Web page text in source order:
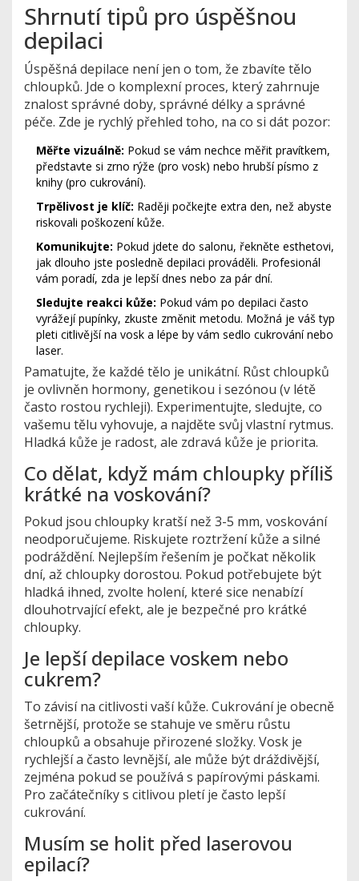
Shrnutí tipů pro úspěšnou
depilaci
Úspěšná depilace není jen o tom, že zbavíte tělo
chloupků. Jde o komplexní proces, který zahrnuje
znalost správné doby, správné délky a správné
péče. Zde je rychlý přehled toho, na co si dát pozor:
Měřte vizuálně: Pokud se vám nechce měřit pravítkem,
představte si zrno rýže (pro vosk) nebo hrubší písmo z
knihy (pro cukrování).
Trpělivost je klíč: Raději počkejte extra den, než abyste
riskovali poškození kůže.
Komunikujte: Pokud jdete do salonu, řekněte esthetovi,
jak dlouho jste posledně depilaci prováděli. Profesionál
vám poradí, zda je lepší dnes nebo za pár dní.
Sledujte reakci kůže: Pokud vám po depilaci často
vyrážejí pupínky, zkuste změnit metodu. Možná je váš typ
pleti citlivější na vosk a lépe by vám sedlo cukrování nebo
laser.
Pamatujte, že každé tělo je unikátní. Růst chloupků
je ovlivněn hormony, genetikou i sezónou (v létě
často rostou rychleji). Experimentujte, sledujte, co
vašemu tělu vyhovuje, a najděte svůj vlastní rytmus.
Hladká kůže je radost, ale zdravá kůže je priorita.
Co dělat, když mám chloupky příliš
krátké na voskování?
Pokud jsou chloupky kratší než 3-5 mm, voskování
neodporučujeme. Riskujete roztržení kůže a silné
podráždění. Nejlepším řešením je počkat několik
dní, až chloupky dorostou. Pokud potřebujete být
hladká ihned, zvolte holení, které sice nenabízí
dlouhotrvající efekt, ale je bezpečné pro krátké
chloupky.
Je lepší depilace voskem nebo
cukrem?
To závisí na citlivosti vaší kůže. Cukrování je obecně
šetrnější, protože se stahuje ve směru růstu
chloupků a obsahuje přirozené složky. Vosk je
rychlejší a často levnější, ale může být dráždivější,
zejména pokud se používá s papírovými páskami.
Pro začátečníky s citlivou pletí je často lepší
cukrování.
Musím se holit před laserovou
epilací?